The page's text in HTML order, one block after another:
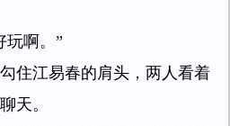
玩啊。”
住江易春的肩头，两人看着
天。